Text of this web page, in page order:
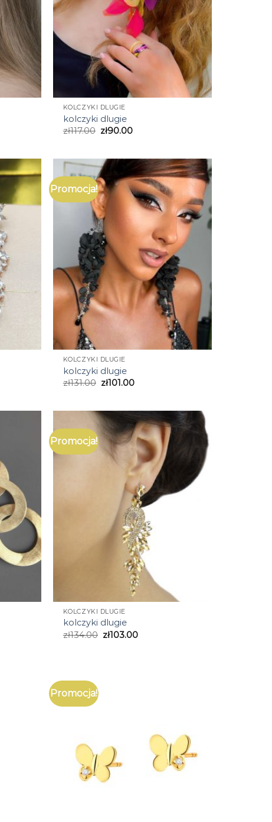
KOLCZYKI DLUGIE
kolczyki dlugie
zł117.00 zł90.00
Promocja!
KOLCZYKI DLUGIE
kolczyki dlugie
zł131.00 zł101.00
Promocja!
KOLCZYKI DLUGIE
kolczyki dlugie
zł134.00 zł103.00
Promocja!